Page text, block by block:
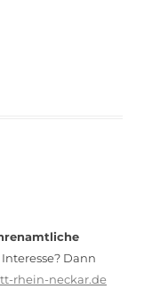
Dann
rhein-neckar.de